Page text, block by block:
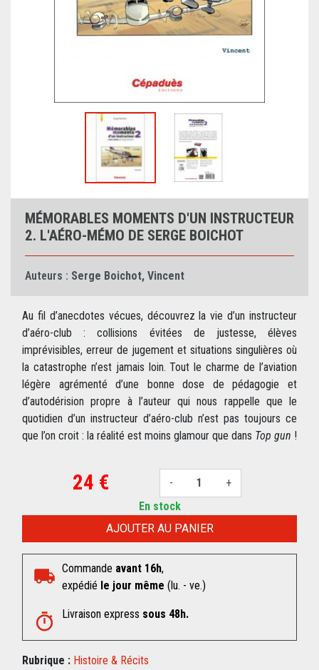
MÉMORABLES MOMENTS D'UN INSTRUCTEUR
2. L'AÉRO-MÉMO DE SERGE BOICHOT
Auteurs : Serge Boichot, Vincent
Au fil d’anecdotes vécues, découvrez la vie d’un instructeur
d’aéro-club : collisions évitées de justesse, élèves
imprévisibles, erreur de jugement et situations singulières où
la catastrophe n’est jamais loin. Tout le charme de l’aviation
légère agrémenté d’une bonne dose de pédagogie et
d’autodérision propre à l’auteur qui nous rappelle que le
quotidien d’un instructeur d’aéro-club n’est pas toujours ce
que l’on croit : la réalité est moins glamour que dans Top gun !
24 € - +
AJOUTER AU PANIER
En stock
Commande avant 16h,
expédié le jour même (lu. - ve.)
Livraison express sous 48h.
Rubrique : Histoire & Récits